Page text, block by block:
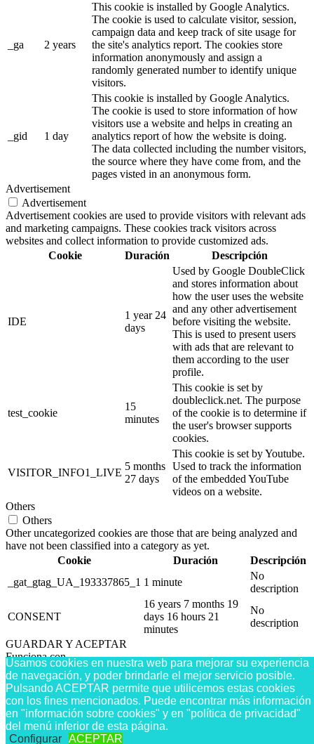
Usamos cookies en nuestra web para mejorar su experiencia
de navegación, y poder brindarle el mejor servicio posible.
Pulsando ACEPTAR permite que utilicemos estas cookies
con los fines mencionados. Puede encontrar más información
en "información sobre cookies" y en "política de privacidad"
del menú inferior de esta página.
Configurar ACEPTAR
_ga 2 years
This cookie is installed by Google Analytics.
The cookie is used to calculate visitor, session,
campaign data and keep track of site usage for
the site's analytics report. The cookies store
information anonymously and assign a
randomly generated number to identify unique
visitors.
_gid 1 day
This cookie is installed by Google Analytics.
The cookie is used to store information of how
visitors use a website and helps in creating an
analytics report of how the website is doing.
The data collected including the number visitors,
the source where they have come from, and the
pages visted in an anonymous form.
Advertisement
Advertisement
Advertisement cookies are used to provide visitors with relevant ads
and marketing campaigns. These cookies track visitors across
websites and collect information to provide customized ads.
Cookie
Duración Descripción
IDE
1 year 24
days
Used by Google DoubleClick
and stores information about
how the user uses the website
and any other advertisement
before visiting the website.
This is used to present users
with ads that are relevant to
them according to the user
profile.
test_cookie
15
minutes
This cookie is set by
doubleclick.net. The purpose
of the cookie is to determine if
the user's browser supports
cookies.
VISITOR_INFO1_LIVE
5 months
27 days
This cookie is set by Youtube.
Used to track the information
of the embedded YouTube
videos on a website.
Others
Others
Other uncategorized cookies are those that are being analyzed and
have not been classified into a category as yet.
Cookie
Duración
Descripción
_gat_gtag_UA_193337865_1 1 minute
No
description
CONSENT
16 years 7 months 19
days 16 hours 21
minutes
No
description
GUARDAR Y ACEPTAR
Funciona con
error:Content is protected !!